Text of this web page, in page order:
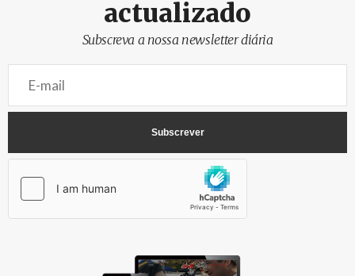
actualizado
Subscreva a nossa newsletter diária